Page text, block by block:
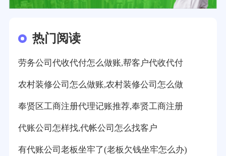
热门阅读
劳务公司代收代付怎么做账,帮客户代收代付
农村装修公司怎么做账,农村装修公司怎么做
奉贤区工商注册代理记账推荐,奉贤工商注册
代账公司怎样找,代帐公司怎么找客户
有代账公司老板坐牢了(老板欠钱坐牢怎么办)